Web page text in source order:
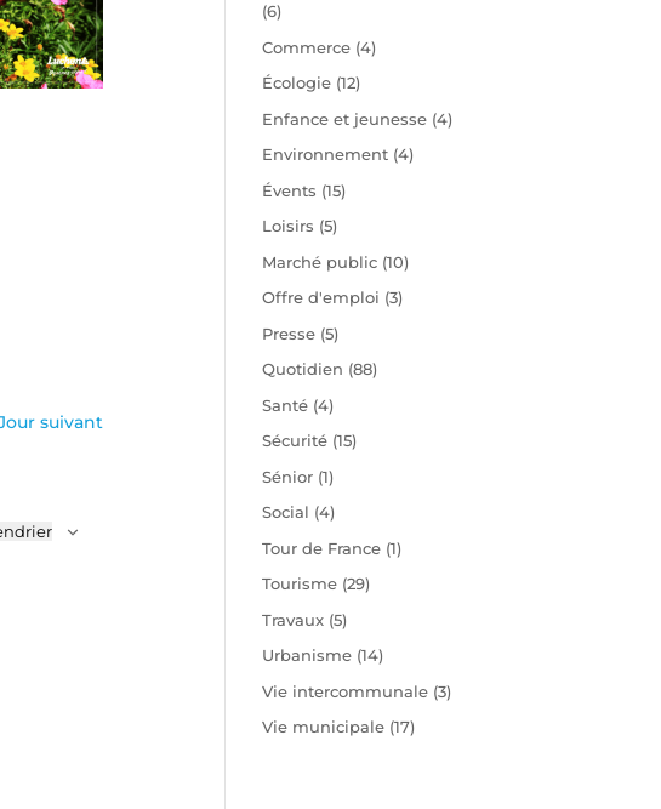
suivant
(6)
Commerce (4)
Écologie (12)
Enfance et jeunesse (4)
Environnement (4)
Évents (15)
Loisirs (5)
Marché public (10)
Offre d'emploi (3)
Presse (5)
Quotidien (88)
Santé (4)
Sécurité (15)
Sénior (1)
Social (4)
Tour de France (1)
Tourisme (29)
Travaux (5)
Urbanisme (14)
Vie intercommunale (3)
Vie municipale (17)